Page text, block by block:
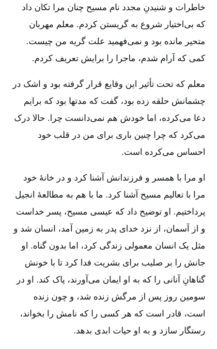
خاطرات و شنیدنِ مجدد نام مسیح چنان مرا تکان داد
که بی‌اختیار شروع به گریستن کردم‌. معلم مهربان
متحیر مانده بود و نمی‌فهمید علت گریه من چیست‌.
کمی که آرام شدم‌، ماجرا را برایش تعریف کردم‌.
معلم که تحت تأثیر این وقایع قرار گرفته بود و اشک در
چشمانش حلقه زده بود، گفت که مدتها بود که برایم
دعا می‌کرده‌، اما خودش هم نمی‌دانست چرا. حالا درک
می‌کرد که چرا چنین باری برای من در قلب خود
احساس می‌کرده است‌.
او مرا با همسر و فرزندانش آشنا کرد و در خانۀ خود
مرا با تعالیم مسیح آشنا کرد. ما با هم به مطالعۀ انجیل
پرداختیم‌. او توضیح داد که عیسی مسیح‌، پسر خداست
و از آسمان‌، از نزد خدای پدر به زمین آمد، انسان شد و
مثل یک انسان معمولی زندگی کرد، اما بدون گناه‌. او
جانش را بر صلیب برای بشریت فدا کرد تا با خونش
گناهانِ آنانی را که به او ایمان می‌آورند، پاک کند. او در
سومین روز پس از مرگش زنده شد، و چون زنده
است‌، قادر است که هر کسی را که نامش را بخواند،
رستگار سازد و به او حیات ابدی بدهد.